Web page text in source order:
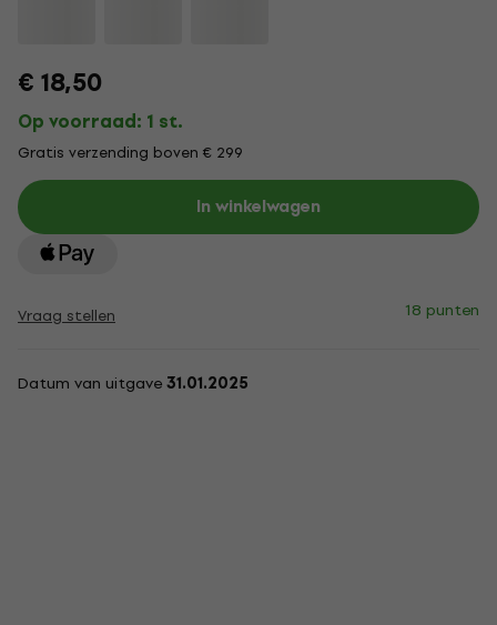
€ 18,50
Op voorraad: 1 st.
Gratis verzending boven € 299
In winkelwagen
Vraag stellen 18 punten
Datum van uitgave31.01.2025